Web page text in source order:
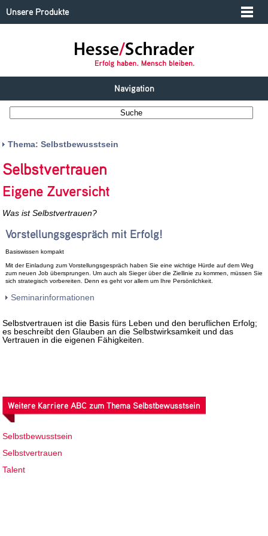
Unsere Produkte
Navigation
Thema: Selbstbewusstsein
Selbstvertrauen
Eigene Zuversicht
Was ist Selbstvertrauen?
Vorstellungsgespräch mit Erfolg!
Basiswissen kompakt
Mit der Einladung zum Vorstellungsgespräch haben Sie eine wichtige Hürde auf dem Weg
zum neuen Job übersprungen. Um auch als Sieger über die Ziellinie zu kommen, müssen Sie
sich strategisch vorbereiten. Denn es geht vor allem um Ihre Persönlichkeit.
Seminarinformationen
Selbstvertrauen ist die Basis fürs Leben und den beruflichen Erfolg;
es beschreibt den Glauben an die Selbstwirksamkeit und das
Vertrauen in die eigenen Fähigkeiten.
Weitere Karriere ABC zum Thema Selbstbewusstsein
Selbstbewusstsein
Selbstvertrauen
Talent